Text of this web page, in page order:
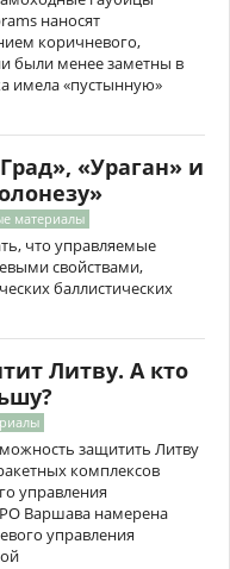
наносят
коричневого,
были менее заметны в
имела «пустынную»
«Ураган» и
материалы
что управляемые
свойствами,
баллистических
Литву. А кто
защитить Литву
комплексов
управления
Варшава намерена
управления